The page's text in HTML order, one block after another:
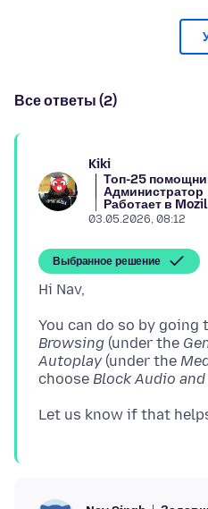
Все ответы (2)
Kiki
Топ-25
Администратор
Работает в
03.05.2026, 08:12
Выбранное решение
You can do so by going
Browsing (under the
Autoplay (under the
choose Block Audio